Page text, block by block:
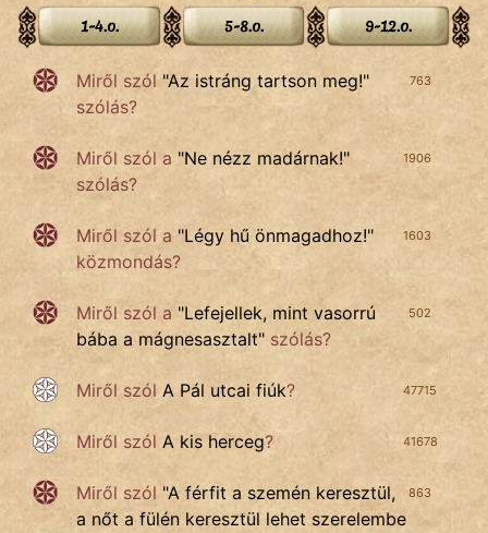
ZENE
FILM
TÖRTÉNELEM
Népszerű szerzőink:
Jób Gedeon
1-4.o. 5-8.o. 9-12.o.
763
Miről szól "Az istráng tartson meg!"
szólás?
1906
Miről szól a "Ne nézz madárnak!"
szólás?
1603
Miről szól a "Légy hű önmagadhoz!"
közmondás?
502
Miről szól a "Lefejellek, mint vasorrú
bába a mágnesasztalt" szólás?
47715
Miről szól A Pál utcai fiúk?
41678
Miről szól A kis herceg?
863
Miről szól "A férfit a szemén keresztül,
a nőt a fülén keresztül lehet szerelembe